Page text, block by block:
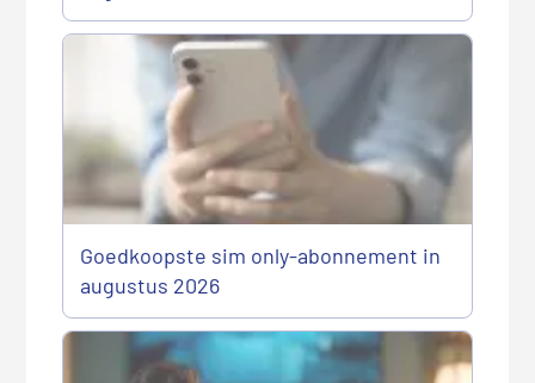
Goedkoopste sim only-abonnement in
augustus 2026